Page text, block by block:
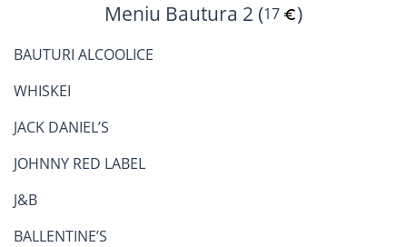
Meniu Bautura 2 (17 )
BAUTURI ALCOOLICE
WHISKEI
JACK DANIEL’S
JOHNNY RED LABEL
J&B
BALLENTINE’S